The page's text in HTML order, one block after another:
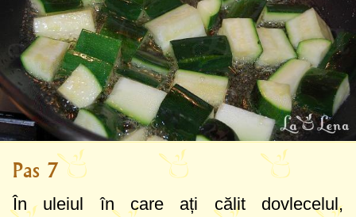
Pas 7
În uleiul în care ați călit dovlecelul,